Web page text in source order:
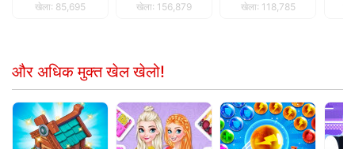
खेला: 85,695 खेला: 156,879 खेला: 118,785
और अधिक मुक्त खेल खेलो!